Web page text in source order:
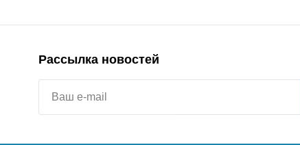
Рассылка новостей